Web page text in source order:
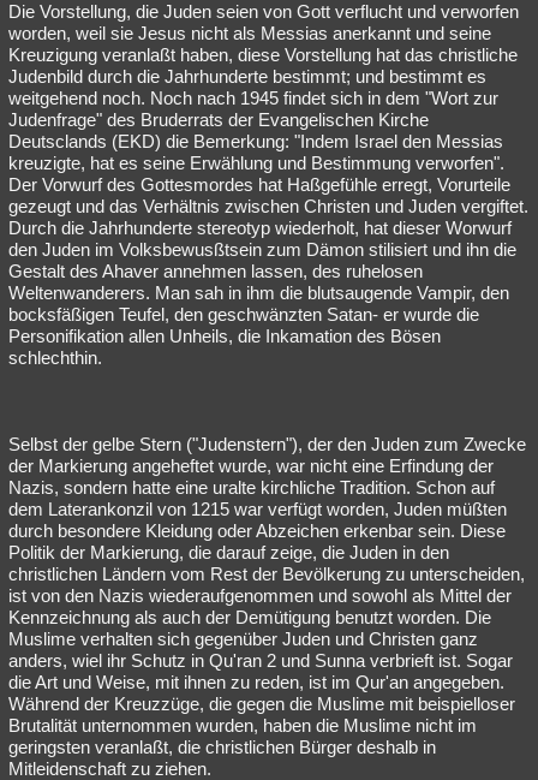
Die Vorstellung, die Juden seien von Gott verflucht und verworfen
worden, weil sie Jesus nicht als Messias anerkannt und seine
Kreuzigung veranlaßt haben, diese Vorstellung hat das christliche
Judenbild durch die Jahrhunderte bestimmt; und bestimmt es
weitgehend noch. Noch nach 1945 findet sich in dem "Wort zur
Judenfrage" des Bruderrats der Evangelischen Kirche
Deutsclands (EKD) die Bemerkung: "Indem Israel den Messias
kreuzigte, hat es seine Erwählung und Bestimmung verworfen".
Der Vorwurf des Gottesmordes hat Haßgefühle erregt, Vorurteile
gezeugt und das Verhältnis zwischen Christen und Juden vergiftet.
Durch die Jahrhunderte stereotyp wiederholt, hat dieser Worwurf
den Juden im Volksbewusßtsein zum Dämon stilisiert und ihn die
Gestalt des Ahaver annehmen lassen, des ruhelosen
Weltenwanderers. Man sah in ihm die blutsaugende Vampir, den
bocksfäßigen Teufel, den geschwänzten Satan- er wurde die
Personifikation allen Unheils, die Inkamation des Bösen
schlechthin.
Selbst der gelbe Stern ("Judenstern"), der den Juden zum Zwecke
der Markierung angeheftet wurde, war nicht eine Erfindung der
Nazis, sondern hatte eine uralte kirchliche Tradition. Schon auf
dem Laterankonzil von 1215 war verfügt worden, Juden müßten
durch besondere Kleidung oder Abzeichen erkenbar sein. Diese
Politik der Markierung, die darauf zeige, die Juden in den
christlichen Ländern vom Rest der Bevölkerung zu unterscheiden,
ist von den Nazis wiederaufgenommen und sowohl als Mittel der
Kennzeichnung als auch der Demütigung benutzt worden. Die
Muslime verhalten sich gegenüber Juden und Christen ganz
anders, wiel ihr Schutz in Qu'ran 2 und Sunna verbrieft ist. Sogar
die Art und Weise, mit ihnen zu reden, ist im Qur'an angegeben.
Während der Kreuzzüge, die gegen die Muslime mit beispielloser
Brutalität unternommen wurden, haben die Muslime nicht im
geringsten veranlaßt, die christlichen Bürger deshalb in
Mitleidenschaft zu ziehen.